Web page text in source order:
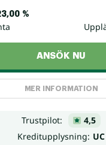
%
ANSÖK NU
MER INFORMATION
Trustpilot:
4,5
Kreditupplysning: UC